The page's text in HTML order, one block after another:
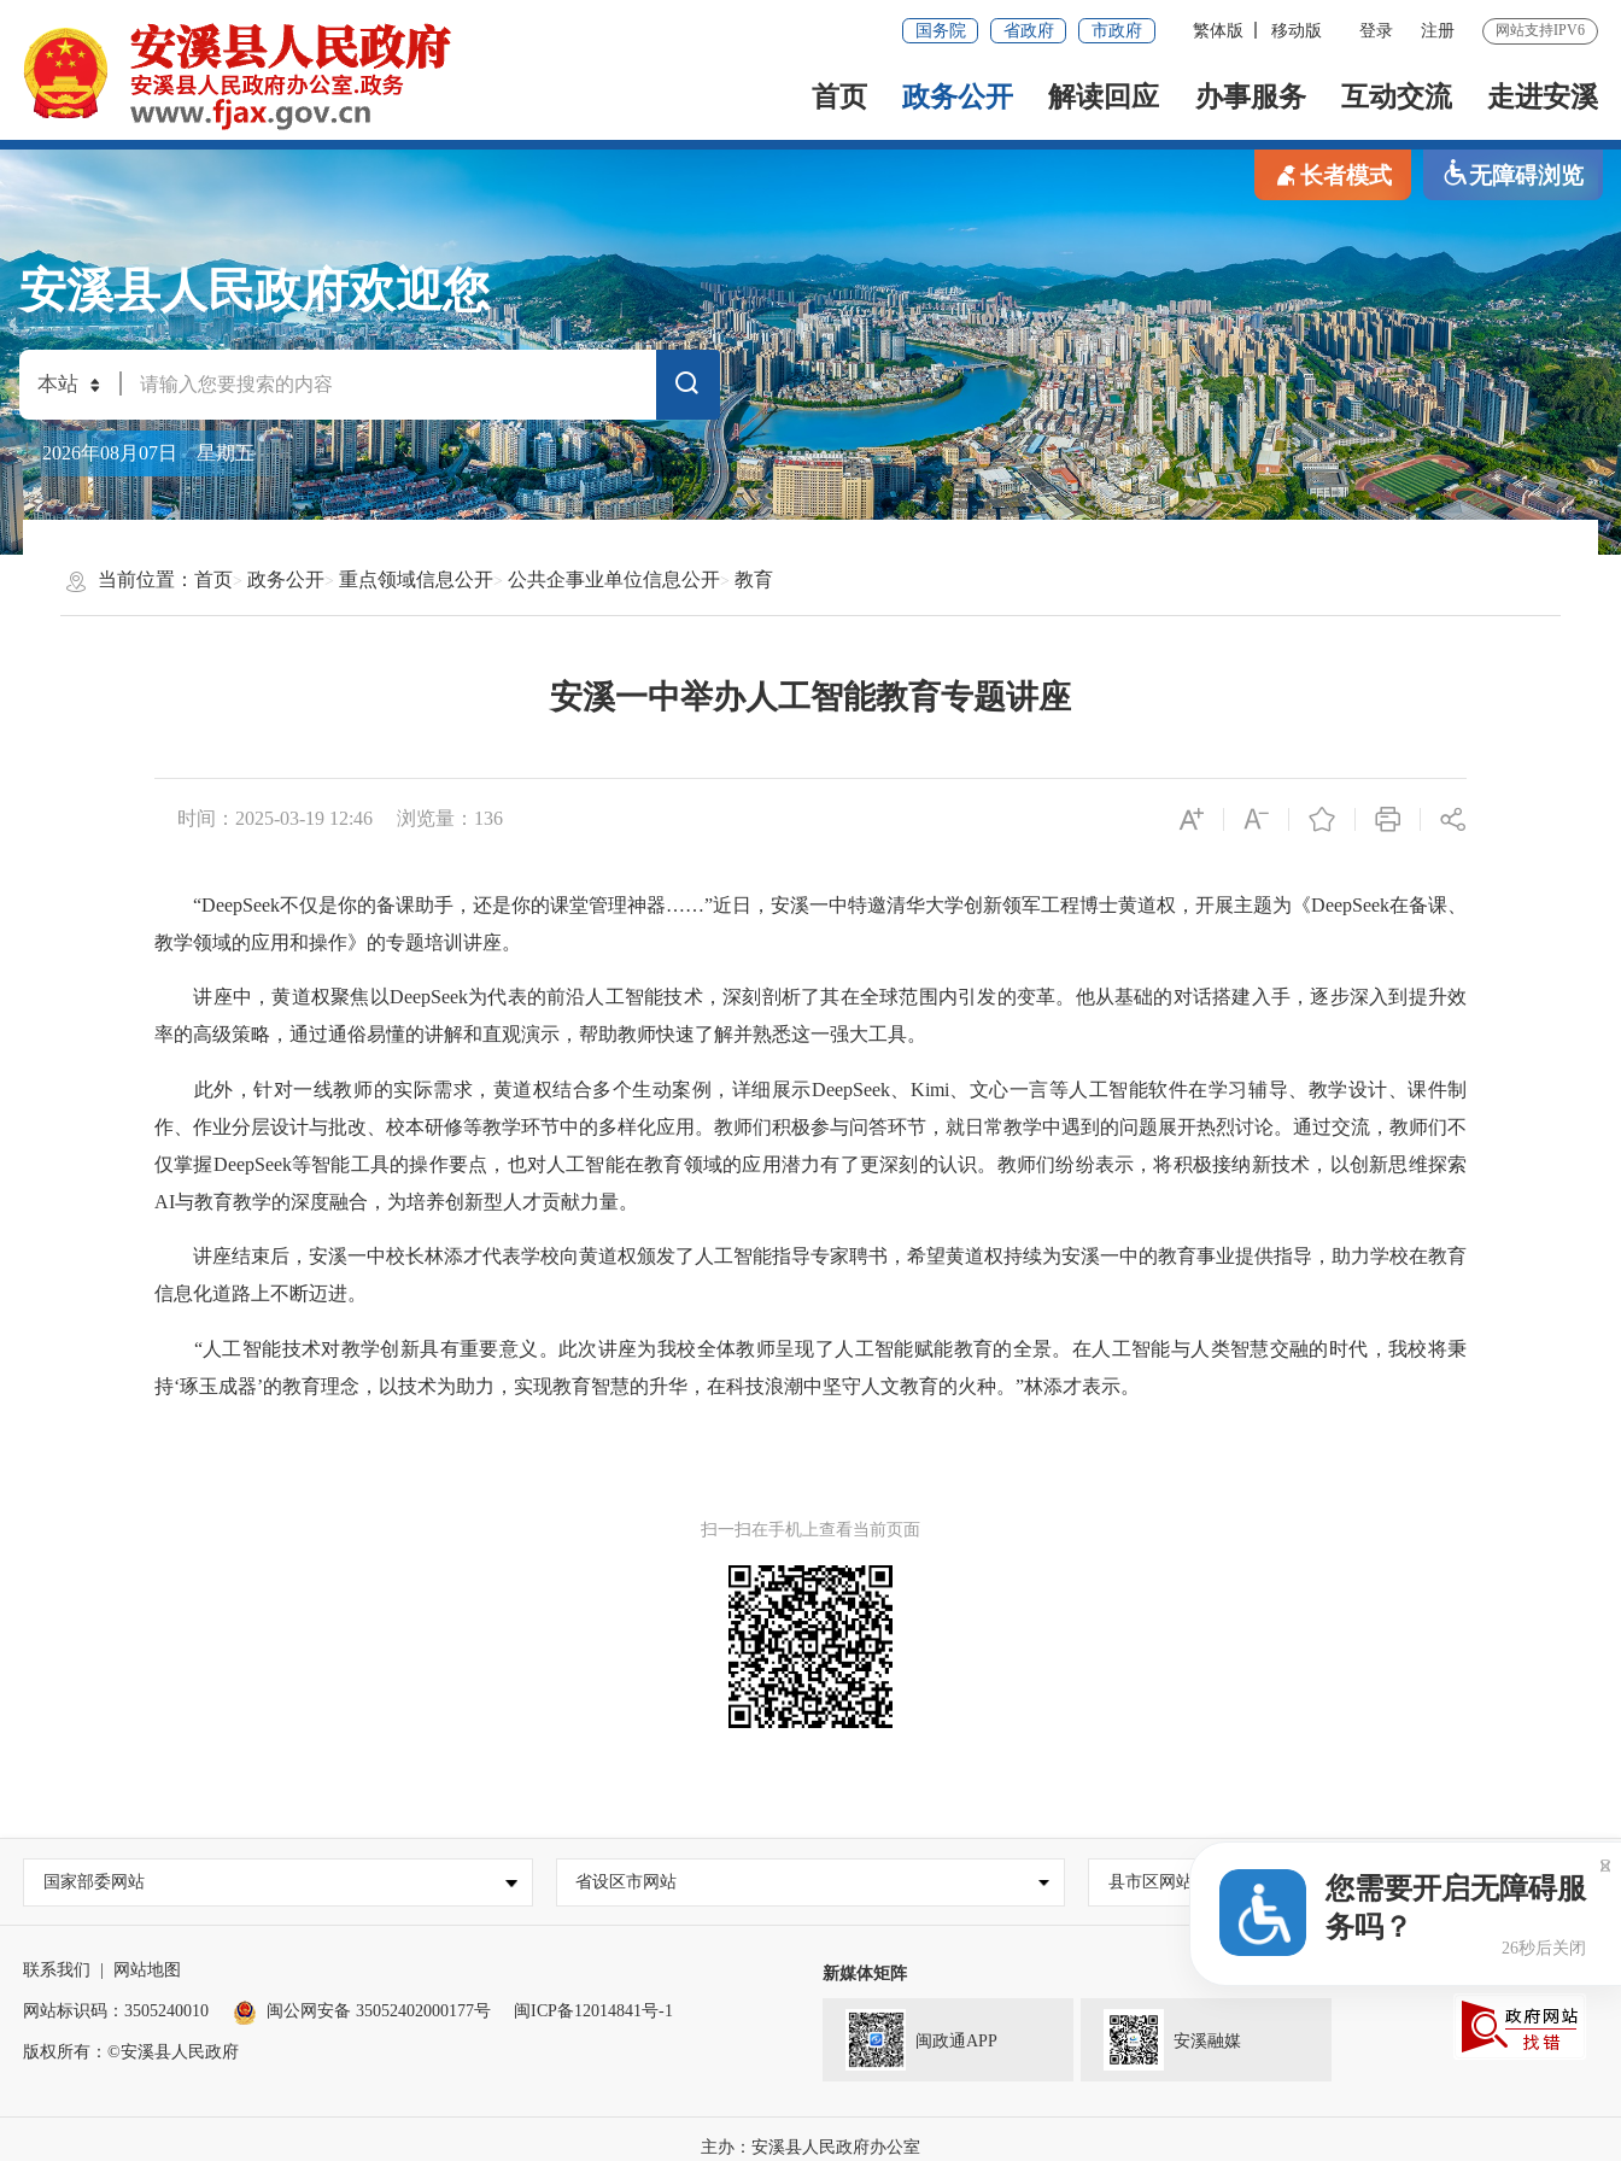
国务院 省政府 市政府 繁体版 移动版 登录 注册 网站支持IPV6
首页 政务公开 解读回应 办事服务 互动交流 走进安溪
长者模式 无障碍浏览
安溪县人民政府欢迎您
2026年08月07日 星期五
当前位置： 首页 政务公开 重点领域信息公开 公共企事业单位信息公开 教育
安溪一中举办人工智能教育专题讲座
时间：2025-03-19 12:46 浏览量： 136
“DeepSeek不仅是你的备课助手，还是你的课堂管理神器……”近日，安溪一中特邀清华大学创新领军工程博士黄道权，开展主题为《DeepSeek在备课、
教学领域的应用和操作》的专题培训讲座。
讲座中，黄道权聚焦以DeepSeek为代表的前沿人工智能技术，深刻剖析了其在全球范围内引发的变革。他从基础的对话搭建入手，逐步深入到提升效
率的高级策略，通过通俗易懂的讲解和直观演示，帮助教师快速了解并熟悉这一强大工具。
此外，针对一线教师的实际需求，黄道权结合多个生动案例，详细展示DeepSeek、Kimi、文心一言等人工智能软件在学习辅导、教学设计、课件制
作、作业分层设计与批改、校本研修等教学环节中的多样化应用。教师们积极参与问答环节，就日常教学中遇到的问题展开热烈讨论。通过交流，教师们不
仅掌握DeepSeek等智能工具的操作要点，也对人工智能在教育领域的应用潜力有了更深刻的认识。教师们纷纷表示，将积极接纳新技术，以创新思维探索
AI与教育教学的深度融合，为培养创新型人才贡献力量。
讲座结束后，安溪一中校长林添才代表学校向黄道权颁发了人工智能指导专家聘书，希望黄道权持续为安溪一中的教育事业提供指导，助力学校在教育
信息化道路上不断迈进。
“人工智能技术对教学创新具有重要意义。此次讲座为我校全体教师呈现了人工智能赋能教育的全景。在人工智能与人类智慧交融的时代，我校将秉
持‘琢玉成器’的教育理念，以技术为助力，实现教育智慧的升华，在科技浪潮中坚守人文教育的火种。”林添才表示。
扫一扫在手机上查看当前页面
国家部委网站 省设区市网站 县市区网站
联系我们 | 网站地图
网站标识码：3505240010 闽公网安备 35052402000177号 闽ICP备12014841号-1
版权所有：©安溪县人民政府
新媒体矩阵
闽政通APP 安溪融媒
主办：安溪县人民政府办公室
您需要开启无障碍服
务吗？
25秒后关闭
